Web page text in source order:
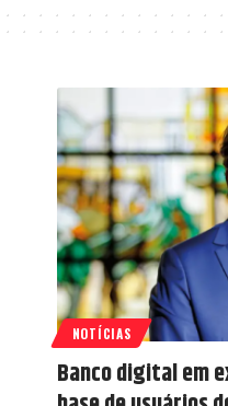
NOTÍCIAS
Banco digital em